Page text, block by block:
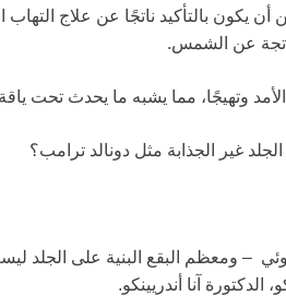
يكون بالتأكيد ناتجًا عن علاج التهاب
عن الشمس.
وتهيجًا، مما يشبه ما يحدث تحت
غير الجذابة مثل دونالد ترامب؟
– ومعظم البقع البنية على الجلد
آنا أندريينكو.